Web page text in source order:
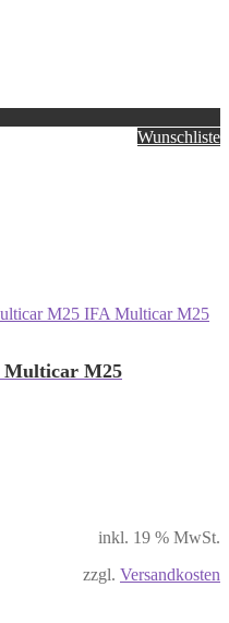
Wunschliste
Multicar M25
inkl. 19 % MwSt.
zzgl. Versandkosten